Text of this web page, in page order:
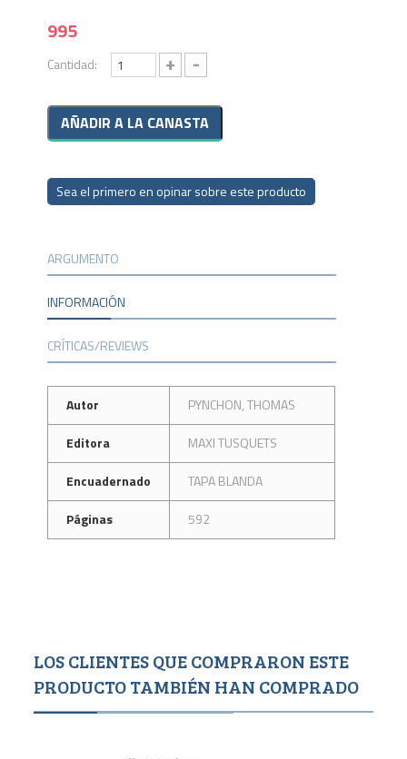
995
Cantidad: + -
Sea el primero en opinar sobre este producto
ARGUMENTO
INFORMACIÓN
CRÍTICAS/REVIEWS
Autor
PYNCHON, THOMAS
Editora
MAXI TUSQUETS
Encuadernado
TAPA BLANDA
Páginas
592
LOS CLIENTES QUE COMPRARON ESTE
PRODUCTO TAMBIÉN HAN COMPRADO